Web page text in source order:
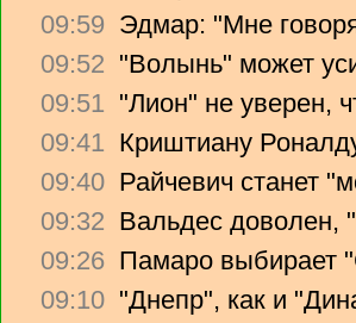
09:59 Эдмар: "Мне
09:52 "Волынь" может
09:51 "Лион" не уверен,
09:41 Криштиану
09:40 Райчевич станет
09:32 Вальдес доволен,
09:26 Памаро выбирает
09:10 "Днепр", как и